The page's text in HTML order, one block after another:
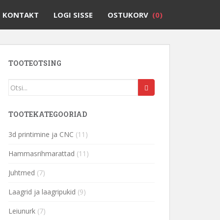
KONTAKT LOGI SISSE OSTUKORV (0)
TOOTEOTSING
TOOTEKATEGOORIAD
3d printimine ja CNC (11)
Hammasrihmarattad (11)
Juhtmed (7)
Laagrid ja laagripukid (9)
Leiunurk (7)